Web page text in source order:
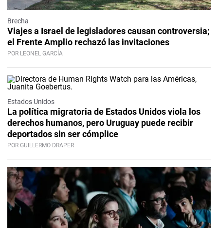
Brecha
Viajes a Israel de legisladores causan controversia;
el Frente Amplio rechazó las invitaciones
POR LEONEL GARCÍA
Estados Unidos
La política migratoria de Estados Unidos viola los
derechos humanos, pero Uruguay puede recibir
deportados sin ser cómplice
POR GUILLERMO DRAPER